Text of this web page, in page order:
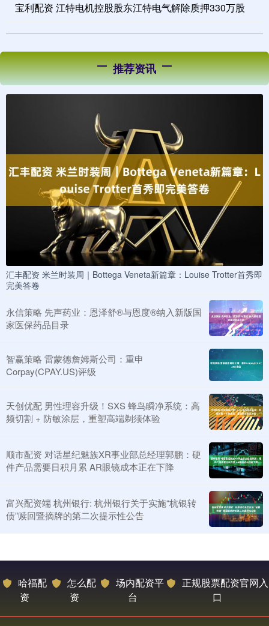
宝利配资 江特电机控股股东江特电气解除质押330万股
推荐资讯
汇丰配资 米兰时装周｜Bottega Veneta新篇章：Louise Trotter首秀即
完美答卷
永信策略 先声药业：恩泽舒®与恩度®纳入新版国
家医保药品目录
智赢策略 雷蒙德詹姆斯公司：重申
Corpay(CPAY.US)评级
天创优配 男性理容升级！SXS 蜂鸟瞬净系统：高
频切割 + 防敏涂层，重塑高端剃须体验
顺市配资 对话星纪魅族XR事业部总经理郭鹏：硬
件产品需要日积月累 AR眼镜成本正在下降
富兴配资端 杭州银行: 杭州银行关于实施“杭银转
债”赎回暨摘牌的第二次提示性公告
哈福配
资
怎么配
资
场内配资平
台
正规股票配资官网入
口